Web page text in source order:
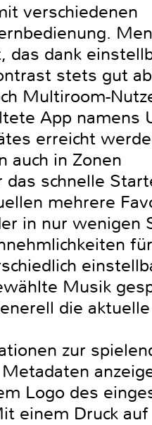
verschiedenen
das dank
stets gut
Multiroom-
App namens
erreicht
auch in Zonen
schnelle
mehrere
in nur wenigen
Musik
die
zur
Logo des
einem Druck